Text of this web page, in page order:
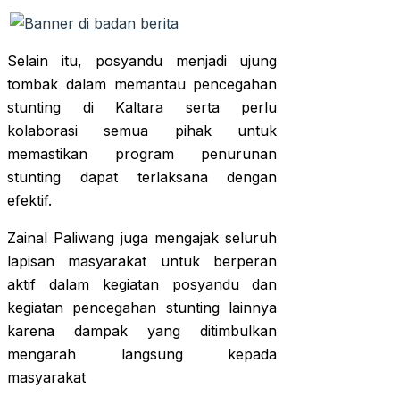
Selain itu, posyandu menjadi ujung
tombak dalam memantau pencegahan
stunting di Kaltara serta perlu
kolaborasi semua pihak untuk
memastikan program penurunan
stunting dapat terlaksana dengan
efektif.
Zainal Paliwang juga mengajak seluruh
lapisan masyarakat untuk berperan
aktif dalam kegiatan posyandu dan
kegiatan pencegahan stunting lainnya
karena dampak yang ditimbulkan
mengarah langsung kepada
masyarakat